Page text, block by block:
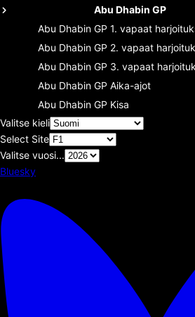
Abu Dhabin GP
Abu Dhabin GP 1. vapaat
Abu Dhabin GP 2. vapaat
Abu Dhabin GP 3. vapaat
Abu Dhabin GP Aika-ajot
Abu Dhabin GP Kisa
Valitse kieli
Select Site
Valitse vuosi...
Bluesky